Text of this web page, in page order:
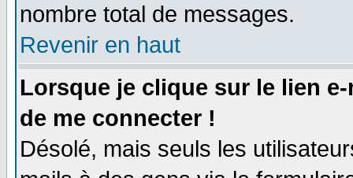
nombre total de messages.
Revenir en haut
Lorsque je clique sur le lien
de me connecter !
Désolé, mais seuls les